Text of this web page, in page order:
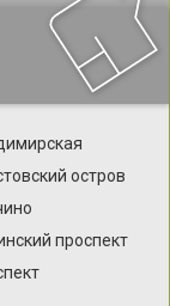
остров
проспект